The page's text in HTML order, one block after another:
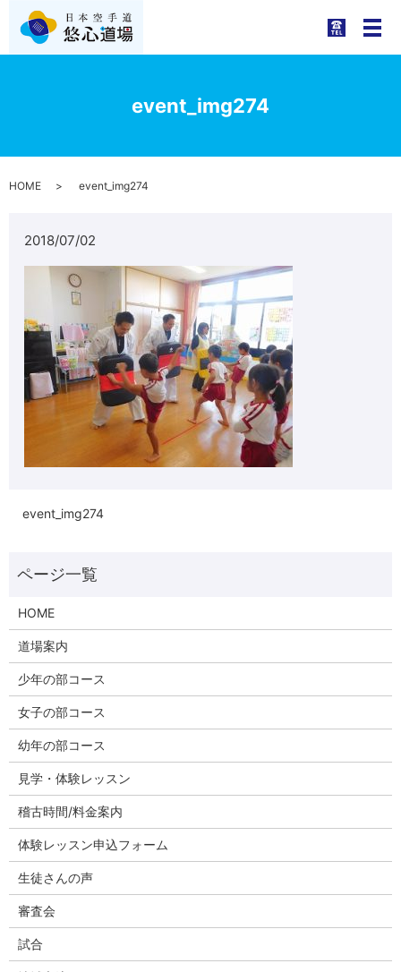
メ
event_img274
HOME event_img274
2018/07/02
event_img274
HOME
道場案内
少年の部コース
女子の部コース
幼年の部コース
見学・体験レッスン
稽古時間/料金案内
体験レッスン申込フォーム
生徒さんの声
審査会
試合